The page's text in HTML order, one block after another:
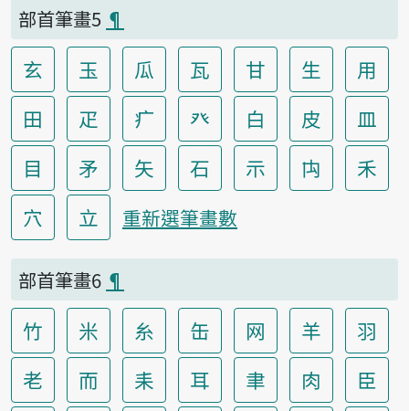
部首筆畫5 ¶
玄 玉 瓜 瓦 甘 生
用
田
疋 疒 癶 白 皮
皿
目
矛 矢 石 示 禸
禾
穴
立 重新選筆畫數
部首筆畫6 ¶
竹 米 糸 缶 网 羊
羽
老
而 耒 耳 聿 肉
臣